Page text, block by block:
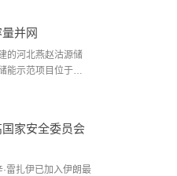
比分别增长约5倍、
金额超4.86亿元，
并网
的河北燕赵沽源储
能示范项目位于张
兆瓦时储能单
家安全委员会
雷扎伊已加入伊朗最